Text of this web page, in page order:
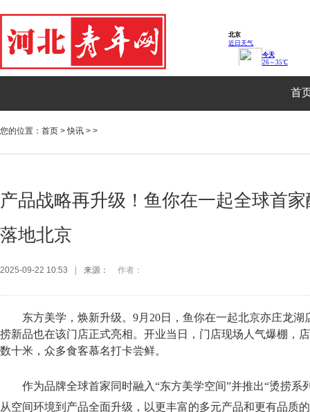
首
您的位置： 首页 >快讯 > >
产品战略再升级！鱼你在一起全球首
落地北京
2025-09-22 10:53 来源： 作者：
东方美学 ， 焕新升级。 9月20日，鱼你在一起北京亦庄龙湖
捞新品也在该门店正式亮相。 开业当日，门店现场人气爆棚，
数十米，众多食客慕名打卡尝鲜。
作为品牌全球首家同时融入“东方美学空间”并推出“烫捞系
从空间环境到产品全面升级，以更丰富的多元产品和更有品质